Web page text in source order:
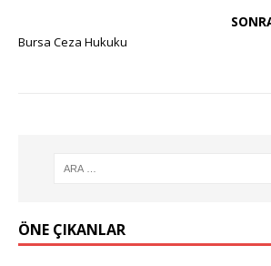
Bursa Ceza Hukuku
ÖNE ÇIKANLAR